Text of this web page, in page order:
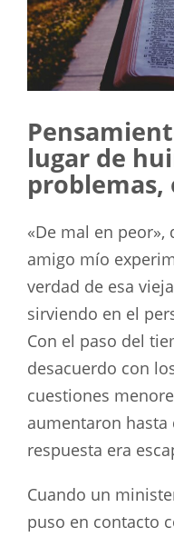
lugar de
problemas,
«De mal en
amigo mío
verdad de esa
sirviendo en el
Con el paso del
desacuerdo con
cuestiones
aumentaron
respuesta era
Cuando un
puso en contacto